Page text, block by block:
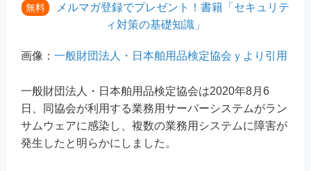
無料
メルマガ登録でプレゼント！書籍「セキュリテ
ィ対策の基礎知識」
画像： 一般財団法人・日本舶用品検定協会ｙより引用
一般財団法人・日本舶用品検定協会は2020年8月6
日、同協会が利用する業務用サーバーシステムがラン
サムウェアに感染し、複数の業務用システムに障害が
発生したと明らかにしました。